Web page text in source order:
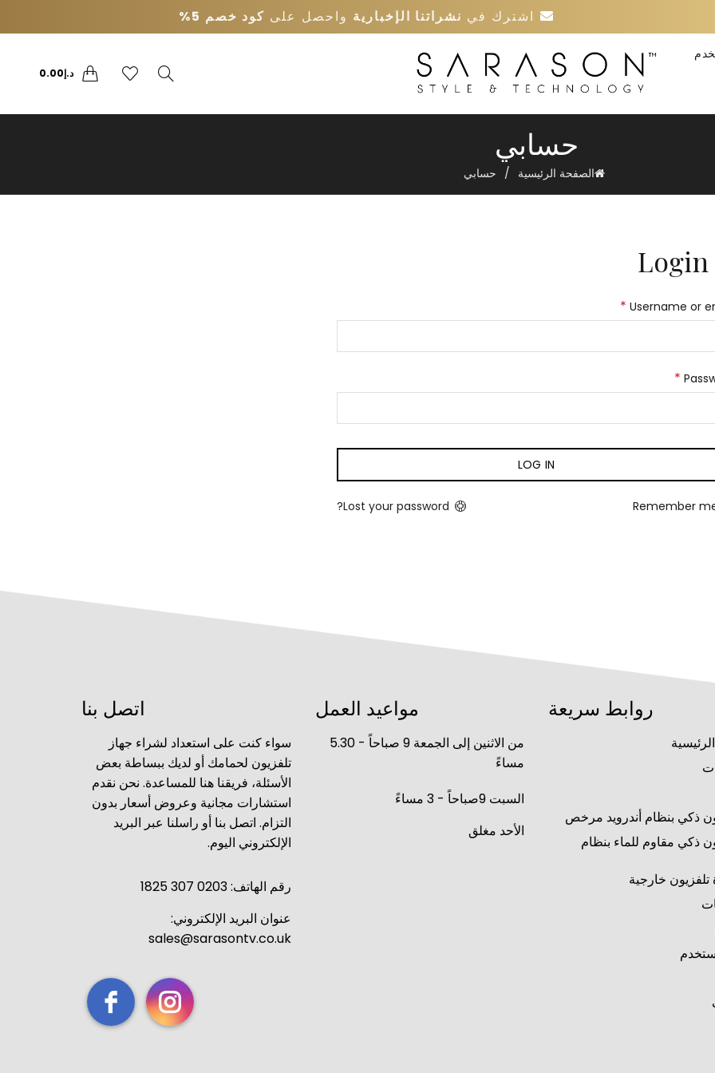
اشترك في نشراتنا الإخبارية واحصل على كود خصم 5%
0
د.إ0.00
حسابي
الصفحة الرئيسية حسابي
Login
Username or
*
*
LOG IN
Lost your password? Remember
اتصل بنا
سواء كنت على استعداد لشراء جهاز
تلفزيون لحمامك أو لديك ببساطة بعض
الأسئلة، فريقنا هنا للمساعدة. نحن نقدم
استشارات مجانية وعروض أسعار بدون
التزام. اتصل بنا أو راسلنا عبر البريد
الإلكتروني اليوم.
رقم الهاتف: 0203 307 1825
عنوان البريد الإلكتروني:
sales@sarasontv.co.uk
مواعيد العمل
من الاثنين إلى الجمعة 9 صباحاً - 5.30
مساءً
السبت 9صباحاً - 3 مساءً
الأحد مغلق
روابط سريعة
ذكي بنظام أندرويد مرخص
ذكي مقاوم للماء بنظام
تلفزيون خارجية